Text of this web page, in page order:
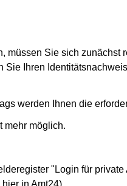
müssen Sie sich
Sie Ihren
werden Ihnen die
mehr möglich.
"Login für